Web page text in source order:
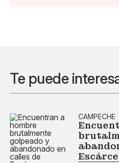
Te puede
CAMPECHE